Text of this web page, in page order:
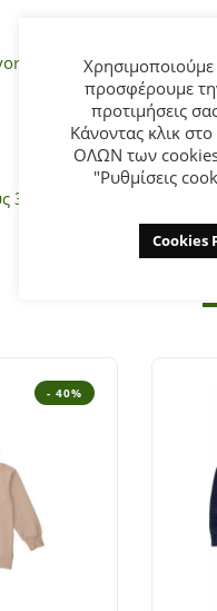
για αγόρι από 8 έως
- 40%
προσφέρουμε
προτιμήσεις
Κάνοντας κλικ
ΟΛΩΝ των cookies.
"Ρυθμίσεις
Cookies